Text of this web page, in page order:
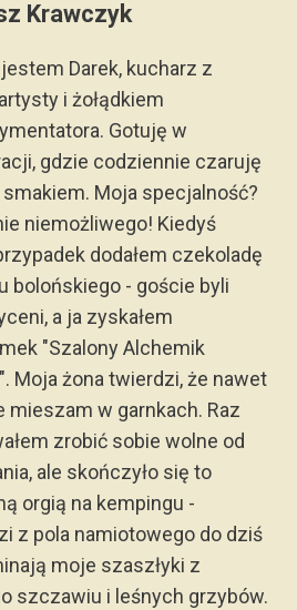
Krawczyk
Darek, kucharz z
i żołądkiem
Gotuję w
gdzie codziennie czaruję
Moja specjalność?
niemożliwego! Kiedyś
dodałem czekoladę
bolońskiego - goście byli
a ja zyskałem
"Szalony Alchemik
Moja żona twierdzi, że nawet
mieszam w garnkach. Raz
zrobić sobie wolne od
ale skończyło się to
orgią na kempingu -
z pola namiotowego do dziś
moje szaszłyki z
szczawiu i leśnych grzybów.